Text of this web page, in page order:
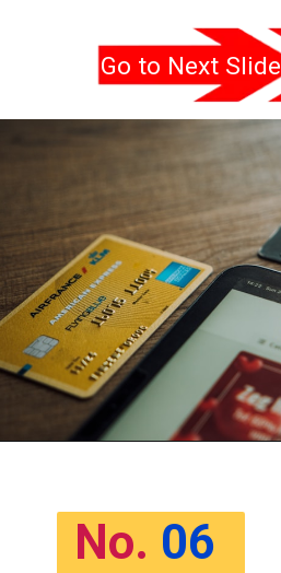
Go to Next Slide
No. 06